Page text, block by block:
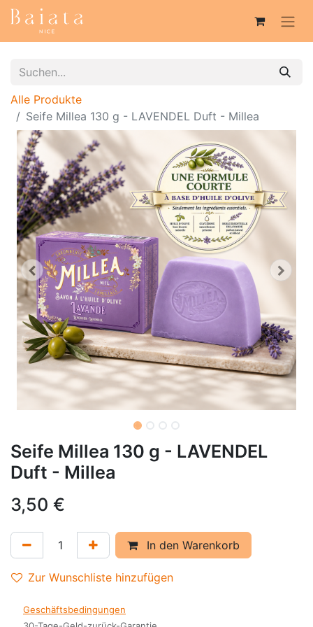
Alle Produkte
Seife Millea 130 g - LAVENDEL Duft - Millea
Seife Millea 130 g - LAVENDEL
Duft - Millea
3,50 €
In den Warenkorb
Zur Wunschliste hinzufügen
Geschäftsbedingungen